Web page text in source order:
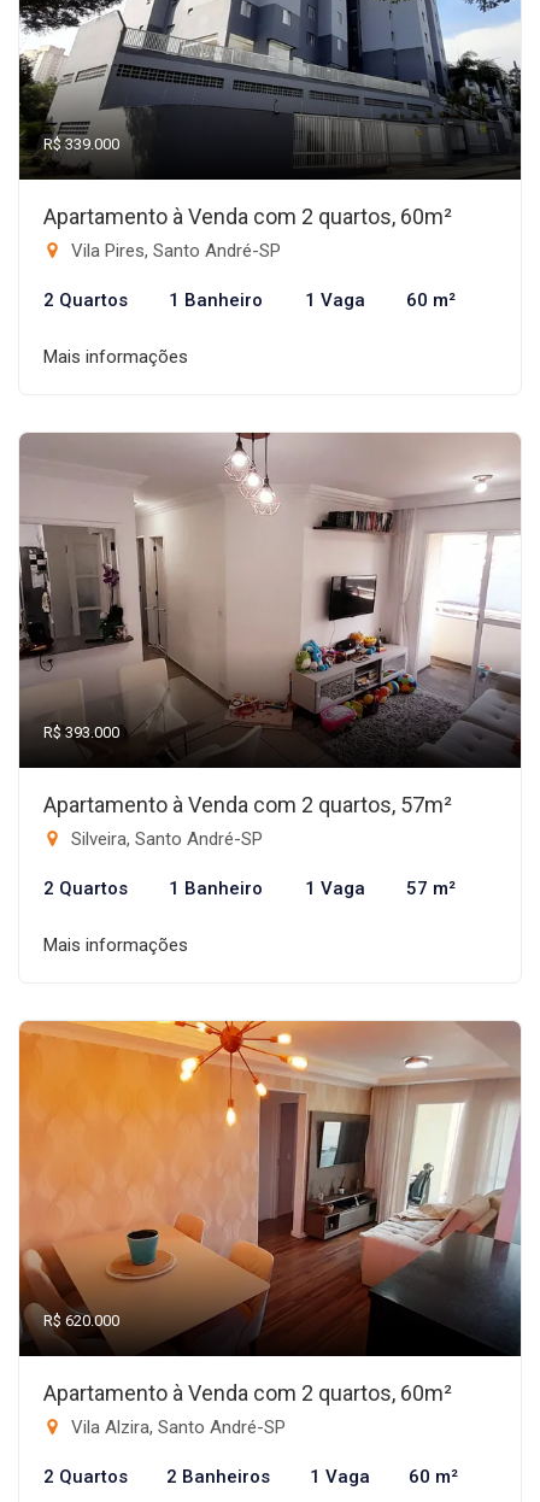
R$ 339.000
Apartamento à Venda com 2 quartos, 60m²
Vila Pires, Santo André-SP
2 Quartos 1 Banheiro 1 Vaga 60 m²
Mais informações
R$ 393.000
Apartamento à Venda com 2 quartos, 57m²
Silveira, Santo André-SP
2 Quartos 1 Banheiro 1 Vaga 57 m²
Mais informações
R$ 620.000
Apartamento à Venda com 2 quartos, 60m²
Vila Alzira, Santo André-SP
2 Quartos 2 Banheiros 1 Vaga 60 m²